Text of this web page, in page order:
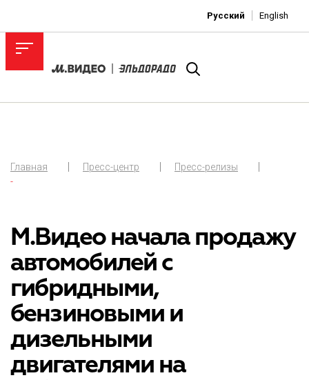
Русский English
Главная Пресс-центр
Пресс-релизы
-
М.Видео начала продажу
автомобилей с
гибридными,
бензиновыми и
дизельными
двигателями на